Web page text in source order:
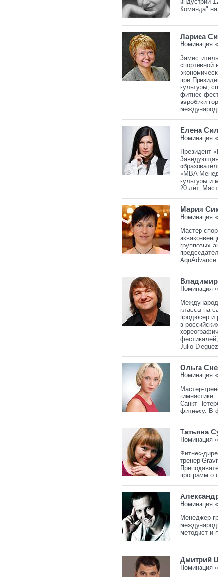
индустрии
Команда"
Лариса
Номинация
спортивной
при
культуры,
фитнес-
аэробики
Елена
Номинация
Президент
«МВА
культуры и
20 лет.
Мария
Номинация
Мастер
групповых
AquAdvance.
Номинация
классы на
продюсер и
в
Julio
Ольга
Номинация
Мастер-
Санкт-
фитнесу. В
Татьяна
Номинация
Фитнес-
тренер
программ о
Номинация
Менеджер
методист и
Дмитрий
Номинация